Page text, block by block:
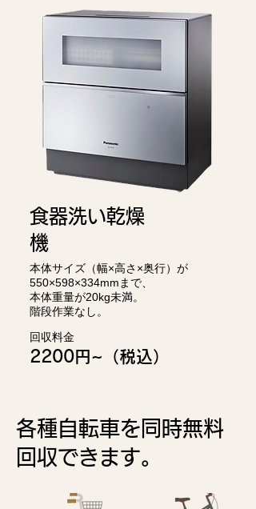
食器洗い乾燥
機
本体サイズ（幅×高さ×奥行）が
550×598×334mmまで、
本体重量が20kg未満。
階段作業なし。
回収料金
2200円~ （税込）
各種自転車を同時無料
回収できます。